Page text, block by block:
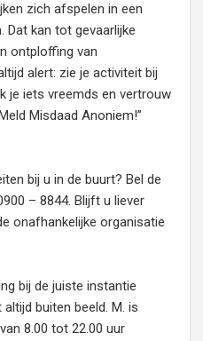
zich afspelen in een
Dat kan tot gevaarlijke
ontploffing van
alert: zie je activiteit bij
je iets vreemds en vertrouw
Misdaad Anoniem!”
bij u in de buurt? Bel de
– 8844. Blijft u liever
onafhankelijke organisatie
bij de juiste instantie
buiten beeld. M. is
8.00 tot 22.00 uur